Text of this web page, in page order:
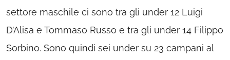
settore maschile ci sono tra gli under 12 Luigi
D’Alisa e Tommaso Russo e tra gli under 14 Filippo
Sorbino. Sono quindi sei under su 23 campani al